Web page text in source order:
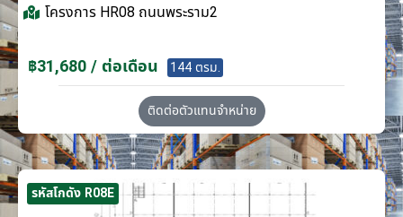
โครงการ HR08 ถนนพระราม2
฿31,680 / ต่อเดือน 144 ตรม.
ติดต่อตัวแทนจำหน่าย
รหัสโกดัง R08E